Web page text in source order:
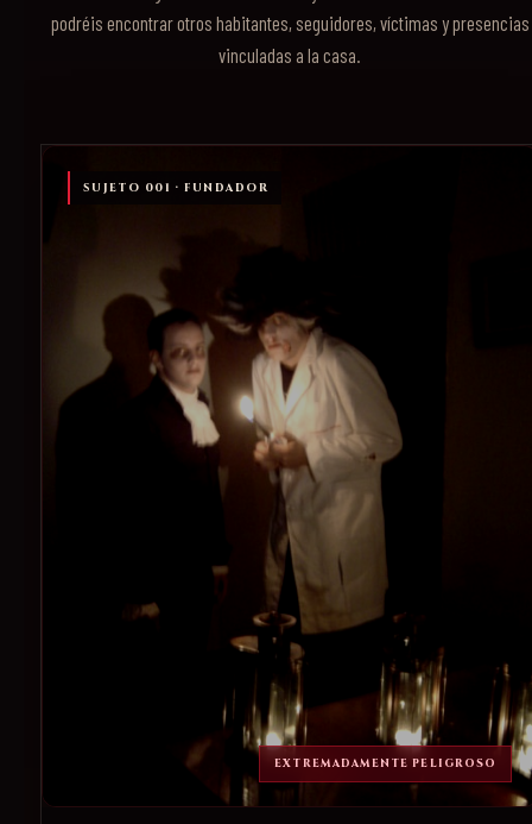
podréis encontrar otros habitantes, seguidores, víctimas y presencias
vinculadas a la casa.
SUJETO 001 · FUNDADOR
EXTREMADAMENTE PELIGROSO